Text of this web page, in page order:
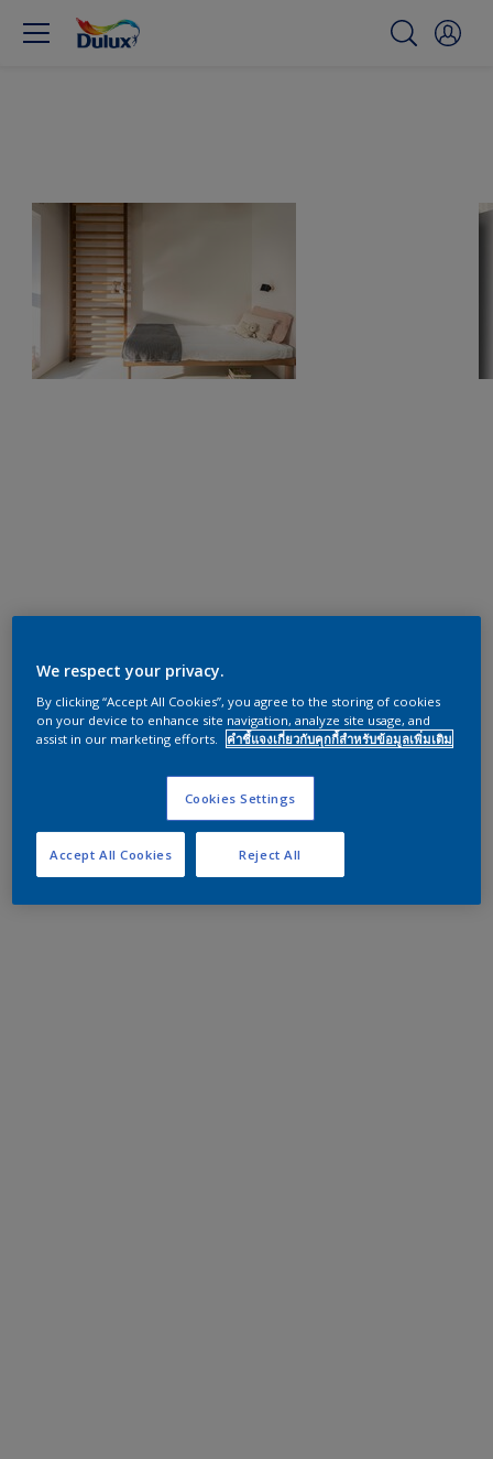
We respect your privacy.
By clicking “Accept All Cookies”, you agree to the storing of cookies
on your device to enhance site navigation, analyze site usage, and
assist in our marketing efforts.
คำชี้แจงเกี่ยวกับคุกกี้สำหรับข้อมูลเพิ่มเติม
Cookies Settings
Reject All
Accept All Cookies